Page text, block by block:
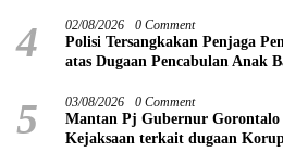
4 02/08/2026 0 Comment
Polisi Tersangkakan Penjaga
atas Dugaan Pencabulan Anak
5 03/08/2026 0 Comment
Mantan Pj Gubernur Gorontalo
Kejaksaan terkait dugaan